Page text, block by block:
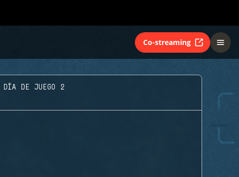
Co-streaming
DÍA DE JUEGO 2